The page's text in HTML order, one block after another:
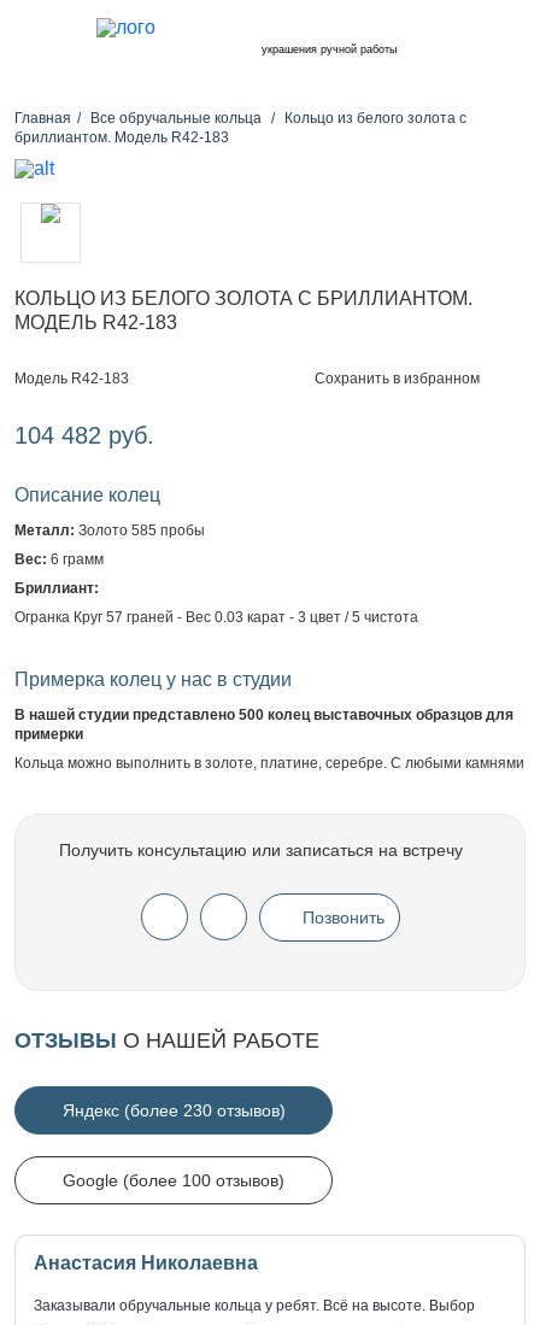
украшения ручной работы
Главная Все обручальные кольца
Кольцо из белого золота с
бриллиантом. Модель R42-183
КОЛЬЦО ИЗ БЕЛОГО ЗОЛОТА С БРИЛЛИАНТОМ.
МОДЕЛЬ R42-183
Модель R42-183 Сохранить в избранном
104 482 руб.
Описание колец
Металл: Золото 585 пробы
Вес: 6 грамм
Бриллиант:
Огранка Круг 57 граней - Вес 0.03 карат - 3 цвет / 5 чистота
Примерка колец у нас в студии
В нашей студии представлено 500 колец выставочных образцов для
примерки
Кольца можно выполнить в золоте, платине, серебре. С любыми камнями
Получить консультацию или записаться на встречу
Позвонить
ОТЗЫВЫ О НАШЕЙ РАБОТЕ
Яндекс (более 230 отзывов)
Google (более 100 отзывов)
Анастасия Николаевна
Заказывали обручальные кольца у ребят. Всё на высоте. Выбор